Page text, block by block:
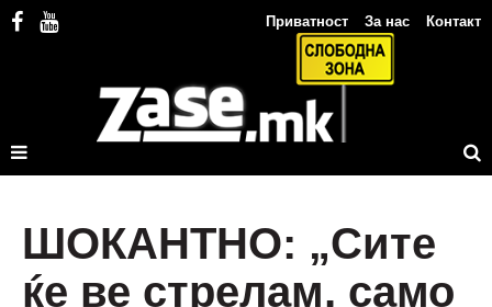
Приватност За нас Контакт
ШОКАНТНО: „Сите
ќе ве стрелам, само